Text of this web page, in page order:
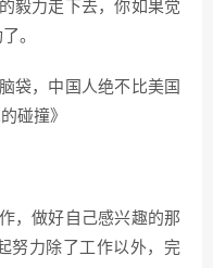
毅力走下去，你如果觉
。
袋，中国人绝不比美国
碰撞》
，做好自己感兴趣的那
努力除了工作以外，完